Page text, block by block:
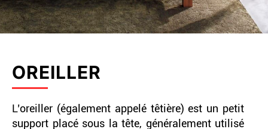
OREILLER
L’oreiller (également appelé têtière) est un petit
support placé sous la tête, généralement utilisé